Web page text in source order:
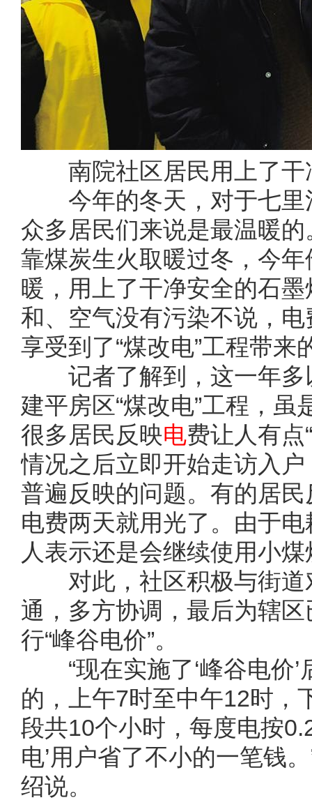
南院社区居民用上了干
今年的冬天，对于七里
众多居民们来说是最温暖
靠煤炭生火取暖过冬，今
暖，用上了干净安全的石墨
和、空气没有污染不说，
享受到了“煤改电”工程带来
记者了解到，这一年多
建平房区“煤改电”工程，
很多居民反映电费让人有点
情况之后立即开始走访入户
普遍反映的问题。有的居
电费两天就用光了。由于
人表示还是会继续使用小煤
对此，社区积极与街道
通，多方协调，最后为辖
行“峰谷电价”。
“现在实施了‘峰谷电价’
的，上午7时至中午12时，
段共10个小时，每度电按
电’用户省了不小的一笔钱
绍说。